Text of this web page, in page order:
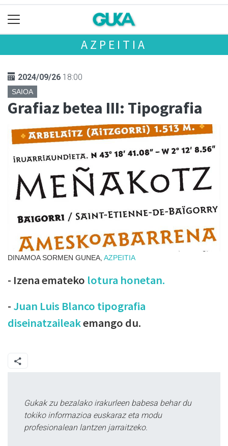
AZPEITIA
2024/09/26 18:00
SAIOA
Grafiaz betea III: Tipografia
DINAMOA SORMEN GUNEA, AZPEITIA
- Izena emateko lotura honetan.
- Juan Luis Blanco tipografia
diseinatzaileakemango du.
Gukak zu bezalako irakurleen babesa behar du
tokiko informazioa euskaraz eta modu
profesionalean lantzen jarraitzeko.